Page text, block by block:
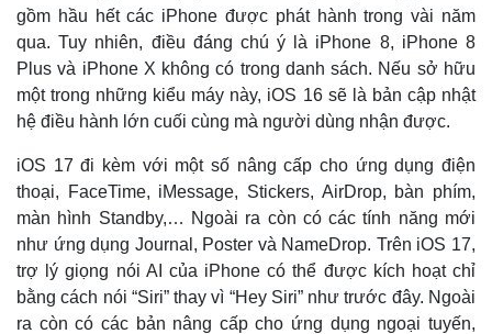
Hồ sơ
E-Magazine
Infographic
gồm hầu hết các iPhone được phát hành trong vài năm
qua. Tuy nhiên, điều đáng chú ý là iPhone 8, iPhone 8
Plus và iPhone X không có trong danh sách. Nếu sở hữu
một trong những kiểu máy này, iOS 16 sẽ là bản cập nhật
hệ điều hành lớn cuối cùng mà người dùng nhận được.
iOS 17 đi kèm với một số nâng cấp cho ứng dụng điện
thoại, FaceTime, iMessage, Stickers, AirDrop, bàn phím,
màn hình Standby,… Ngoài ra còn có các tính năng mới
như ứng dụng Journal, Poster và NameDrop. Trên iOS 17,
trợ lý giọng nói AI của iPhone có thể được kích hoạt chỉ
bằng cách nói “Siri” thay vì “Hey Siri” như trước đây. Ngoài
ra còn có các bản nâng cấp cho ứng dụng ngoại tuyến,